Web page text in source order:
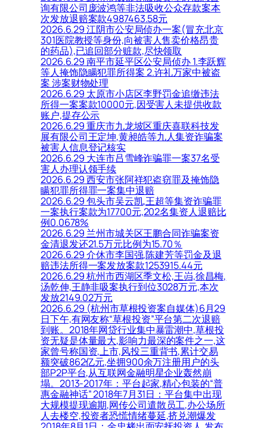
询有限公司庞波鸿等非法吸收公众存款案本
次发放退赔案款4987463.58元
2026.6.29 江阴市公安局侦办一案(冒充北京
301医院教授等身份,向被害人售卖价格昂贵
的药品),已追回部分赃款,尽快领取
2026.6.29 南平市延平区公安局侦办 1.李跃辉
等人掩饰隐瞒犯罪所得案 2.许礼万家中被盗
案 涉案财物处理
2026.6.29 太原市小店区李野罚金追缴违法
所得一案案款10000元,因受害人未提供收款
账户,提存公示
2026.6.29 重庆市九龙坡区重庆喜联科技发
展有限公司王定坤,黄昶皓等九人集资诈骗案
被害人信息登记核实
2026.6.29 大连市吕雪峰诈骗罪一案37名受
害人办理认领手续
2026.6.29 西安市张阿祥犯盗窃罪及掩饰隐
瞒犯罪所得罪一案集中退赔
2026.6.29 包头市吴云凯,王超等集资诈骗罪
一案执行案款为17700元,202名集资人退赔比
例0.0678%
2026.6.29 兰州市城关区王鹏合同诈骗案资
金清退发还21.5万元比例为15.70％
2026.6.29 介休市李国强,陈建芳等罚金及退
赔违法所得一案发放案款1253915.44元
2026.6.29 杭州市西湖区季文松,王岿,徐昌梅,
汤乾伸,王静非吸案执行到位3028万元,本次
发放2149.02万元
2026.6.29 (杭州市草根投资案自媒体)6月29
日下午,有网友称“草根投资”平台第二次退赔
到账。2018年网贷行业集中暴雷潮中,草根投
资无疑是体量最大,影响力最深的案件之一,这
家曾号称国资,上市,风投三重背书,累计交易
额突破862亿元,坐拥900余万注册用户的头
部P2P平台,从互联网金融明星企业轰然崩
塌。2013-2017年：平台起家,精心包装的“普
惠金融神话” 2018年7月31日：平台集中出现
大规模提现逾期,网传公司遣散员工,办公场所
人去楼空,投资者恐慌情绪蔓延,挤兑潮爆发